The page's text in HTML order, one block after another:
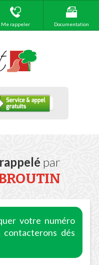
Me rappeler Documentation
par
votre numéro
contacterons dés